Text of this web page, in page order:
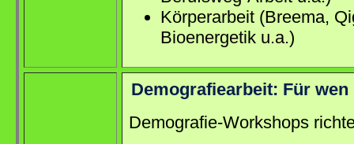
Körperarbeit (Breema,
Bioenergetik u.a.)
Demografiearbeit: Für wen
Demografie-Workshops